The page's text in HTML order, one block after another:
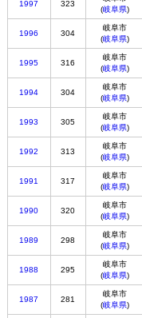
1997 323
(岐阜県)
1996 304
岐阜市
(岐阜県)
1995 316
岐阜市
(岐阜県)
1994 304
岐阜市
(岐阜県)
1993 305
岐阜市
(岐阜県)
1992 313
岐阜市
(岐阜県)
1991 317
岐阜市
(岐阜県)
1990 320
岐阜市
(岐阜県)
1989 298
岐阜市
(岐阜県)
1988 295
岐阜市
(岐阜県)
1987 281
岐阜市
(岐阜県)